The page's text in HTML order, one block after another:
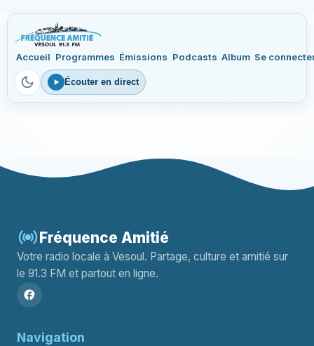
Accueil Programmes Émissions Podcasts Album Se
Écouter en direct
Fréquence Amitié
Votre radio locale à Vesoul. Partage, culture et amitié sur
le 91.3 FM et partout en ligne.
Navigation